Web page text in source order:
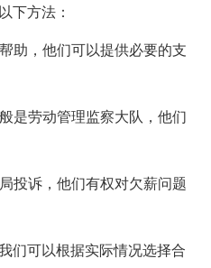
下方法：
助，他们可以提供必要的支
是劳动管理监察大队，他们
投诉，他们有权对欠薪问题
们可以根据实际情况选择合